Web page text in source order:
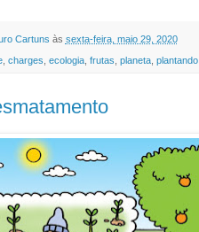
Cartuns às sexta-feira, maio 29, 2020
, charges ecologia, frutas planeta, plantando